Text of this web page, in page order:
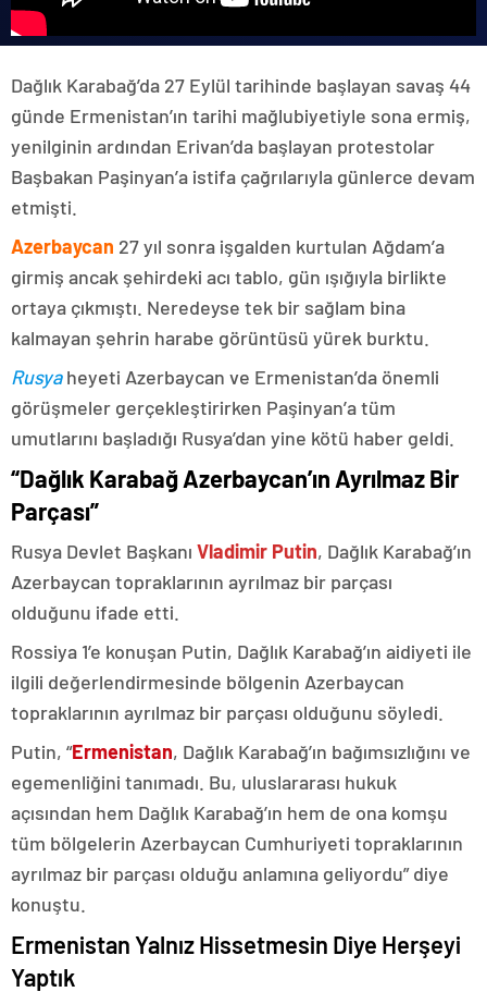
Dağlık Karabağ’da 27 Eylül tarihinde başlayan savaş 44
günde Ermenistan’ın tarihi mağlubiyetiyle sona ermiş,
yenilginin ardından Erivan’da başlayan protestolar
Başbakan Paşinyan’a istifa çağrılarıyla günlerce devam
etmişti.
Azerbaycan 27 yıl sonra işgalden kurtulan Ağdam’a
girmiş ancak şehirdeki acı tablo, gün ışığıyla birlikte
ortaya çıkmıştı. Neredeyse tek bir sağlam bina
kalmayan şehrin harabe görüntüsü yürek burktu.
Rusyaheyeti Azerbaycan ve Ermenistan’da önemli
görüşmeler gerçekleştirirken Paşinyan’a tüm
umutlarını başladığı Rusya’dan yine kötü haber geldi.
“Dağlık Karabağ Azerbaycan’ın Ayrılmaz Bir
Parçası”
Rusya Devlet Başkanı Vladimir Putin, Dağlık Karabağ’ın
Azerbaycan topraklarının ayrılmaz bir parçası
olduğunu ifade etti.
Rossiya 1’e konuşan Putin, Dağlık Karabağ’ın aidiyeti ile
ilgili değerlendirmesinde bölgenin Azerbaycan
topraklarının ayrılmaz bir parçası olduğunu söyledi.
Putin, “Ermenistan, Dağlık Karabağ’ın bağımsızlığını ve
egemenliğini tanımadı. Bu, uluslararası hukuk
açısından hem Dağlık Karabağ’ın hem de ona komşu
tüm bölgelerin Azerbaycan Cumhuriyeti topraklarının
ayrılmaz bir parçası olduğu anlamına geliyordu” diye
konuştu.
Ermenistan Yalnız Hissetmesin Diye Herşeyi
Yaptık